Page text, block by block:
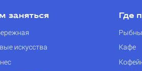
заняться
искусства
Где
Кафе